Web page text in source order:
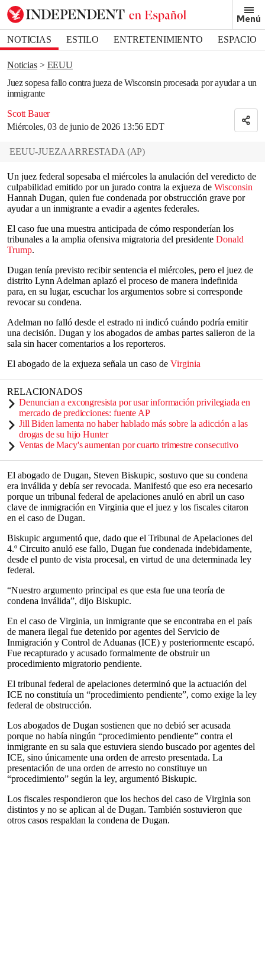
Menú
NOTICIAS ESTILO ENTRETENIMIENTO
ESPACIO
DEPORTES
Noticias
EEUU
Juez sopesa fallo contra jueza de Wisconsin procesada por ayudar a un
inmigrante
Scott Bauer
Miércoles, 03 de junio de 2026 13:56 EDT
Bookmark popover
Removed from bookmarks
Close popover
EEUU-JUEZA ARRESTADA (AP)
Un juez federal sopesaba el miércoles la anulación del veredicto de
culpabilidad emitido por un jurado contra la exjueza de Wisconsin
Hannah Dugan, quien fue condenada por obstrucción grave por
ayudar a un inmigrante a evadir a agentes federales.
El caso fue una muestra anticipada de cómo responderían los
tribunales a la amplia ofensiva migratoria del presidente Donald
Trump.
Dugan tenía previsto recibir sentencia el miércoles, pero el juez de
distrito Lynn Adelman aplazó el proceso de manera indefinida
para, en su lugar, escuchar los argumentos sobre si corresponde
revocar su condena.
Adelman no falló desde el estrado ni indicó cuándo podría emitir
una decisión. Dugan y los abogados de ambas partes salieron de la
sala sin hacer comentarios a los reporteros.
El abogado de la exjueza señala un caso de Virginia
RELACIONADOS
Denuncian a excongresista por usar información privilegiada en
mercado de predicciones: fuente AP
Jill Biden lamenta no haber hablado más sobre la adicción a las
drogas de su hijo Hunter
Ventas de Macy's aumentan por cuarto trimestre consecutivo
El abogado de Dugan, Steven Biskupic, sostuvo que su condena
era inválida y debía ser revocada. Manifestó que eso era necesario
porque un tribunal federal de apelaciones anuló en abril un caso
clave de inmigración en Virginia que el juez y los fiscales citaron
en el caso de Dugan.
Biskupic argumentó que, dado que el Tribunal de Apelaciones del
4.º Circuito anuló ese fallo, Dugan fue condenada indebidamente,
desde el punto de vista procesal, en virtud de una determinada ley
federal.
“Nuestro argumento principal es que esta fue una teoría de
condena inválida”, dijo Biskupic.
En el caso de Virginia, un inmigrante que se encontraba en el país
de manera ilegal fue detenido por agentes del Servicio de
Inmigración y Control de Aduanas (ICE) y posteriormente escapó.
Fue recapturado y acusado formalmente de obstruir un
procedimiento migratorio pendiente.
El tribunal federal de apelaciones determinó que la actuación del
ICE no constituía un “procedimiento pendiente”, como exige la ley
federal de obstrucción.
Los abogados de Dugan sostienen que no debió ser acusada
porque no había ningún “procedimiento pendiente” contra el
inmigrante en su sala que estuviera siendo buscado por agentes del
ICE, sino únicamente una orden de arresto presentada. La
presentación de una orden de arresto no constituye un
“procedimiento” según la ley, argumentó Biskupic.
Los fiscales respondieron que los hechos del caso de Virginia son
distintos y no se aplican al de Dugan. También sostuvieron que
otros casos respaldan la condena de Dugan.